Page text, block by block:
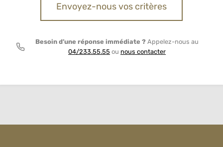
Envoyez-nous vos critères
Besoin d’une réponse immédiate ? Appelez-nous au
04/233.55.55 ou nous contacter